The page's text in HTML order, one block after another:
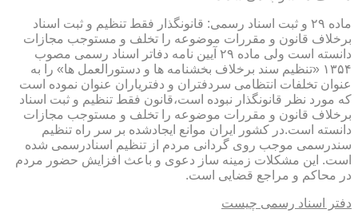
ماده ۲۹ و ثبت اسناد رسمی: قانونگذار فقط تنظیم و ثبت اسناد
برخلاف قانون و مقررات موضوعه را تخلف و مستوجب مجازات
دانسته است ولی ماده ۲۹ آیین نامه دفاتر اسناد رسمی مصوب
۱۳۵۴ «تنظیم سند برخلاف بخشنامه ها و دستورالعمل ها» را به
عنوان تخلفات انتظامی سردفتران و دفتریاران عنوان نموده است
که مورد نظر قانونگذار نبوده است،قانون فقط تنظیم و ثبت اسناد
برخلاف قانون و مقررات موضوعه را تخلف و مستوجب مجازات
دانسته است.در کشور ایران موانع ایجادشده بر سر راه تنظیم
سندرسمی موجب روی گردانی مردم از تنظیم اسنادرسمی شده
است. این مشکلات زمینه ساز دعوی و باعث افزایش حضور مردم
در محاکم و مراجع قضایی است.
دفتر اسناد رسمی چیست